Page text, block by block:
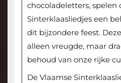
chocoladeletters, spelen
Sinterklaasliedjes een
dit bijzondere feest.
alleen vreugde, maar
behoud van onze rijke
De Vlaamse